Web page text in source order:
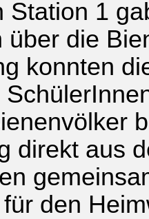
Station 1
über die
konnten
direkt aus
den